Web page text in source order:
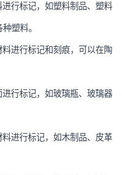
行标记，如塑料制品、塑料
塑料。
进行标记和刻痕，可以在陶
行标记，如玻璃瓶、玻璃器
进行标记，如木制品、皮革